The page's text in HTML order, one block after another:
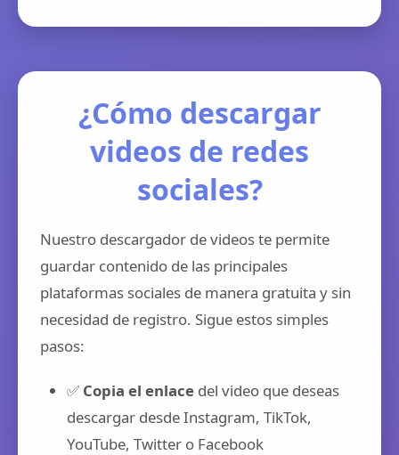
¿Cómo descargar
videos de redes
sociales?
Nuestro descargador de videos te permite
guardar contenido de las principales
plataformas sociales de manera gratuita y sin
necesidad de registro. Sigue estos simples
pasos:
✅ Copia el enlace del video que deseas
descargar desde Instagram, TikTok,
YouTube, Twitter o Facebook